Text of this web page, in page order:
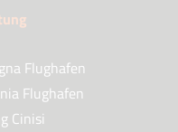
Flughafen
Flughafen
Cinisi